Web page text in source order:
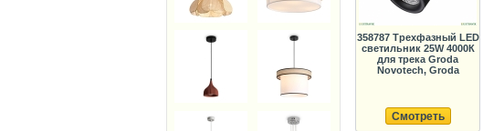
358787 Трехфазный LED
светильник 25W 4000К
для трека Groda
Novotech, Groda
Смотреть